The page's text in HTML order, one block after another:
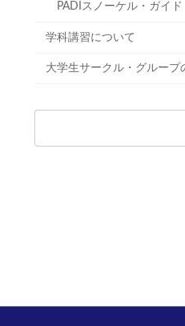
PADIスノーケル・ガイド
学科講習について
大学生サークル・グループ